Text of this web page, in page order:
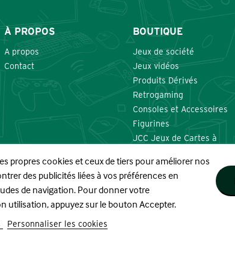
À PROPOS
A propos
Contact
BOUTIQUE
Jeux de société
Jeux vidéos
Produits Dérivés
Retrogaming
Consoles et Accessoires
Figurines
JCC Jeux de Cartes à
Nourritures et Boissons
propres cookies et ceux de tiers pour améliorer nos
des publicités liées à vos préférences en
de navigation. Pour donner votre
utilisation, appuyez sur le bouton Accepter.
Personnaliser les cookies